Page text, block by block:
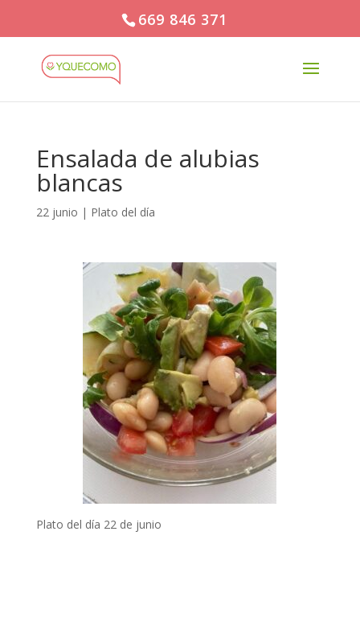
669 846 371
Ensalada de alubias
blancas
22 junio | Plato del día
Plato del día 22 de junio